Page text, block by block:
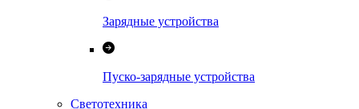
Зарядные устройства
Пуско-зарядные устройства
Светотехника